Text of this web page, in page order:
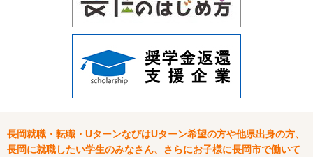
長岡就職・転職・UターンなびはUターン希望の方や他県出身の方、
長岡に就職したい学生のみなさん、さらにお子様に長岡市で働いて